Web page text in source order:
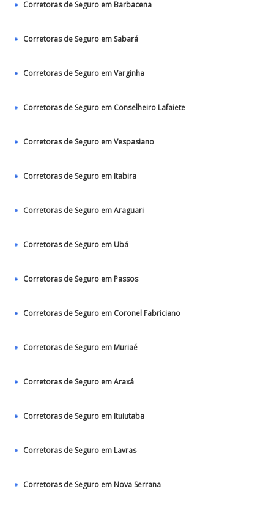
Corretoras de Seguro em Barbacena
Corretoras de Seguro em Sabará
Corretoras de Seguro em Varginha
Corretoras de Seguro em Conselheiro Lafaiete
Corretoras de Seguro em Vespasiano
Corretoras de Seguro em Itabira
Corretoras de Seguro em Araguari
Corretoras de Seguro em Ubá
Corretoras de Seguro em Passos
Corretoras de Seguro em Coronel Fabriciano
Corretoras de Seguro em Muriaé
Corretoras de Seguro em Araxá
Corretoras de Seguro em Ituiutaba
Corretoras de Seguro em Lavras
Corretoras de Seguro em Nova Serrana